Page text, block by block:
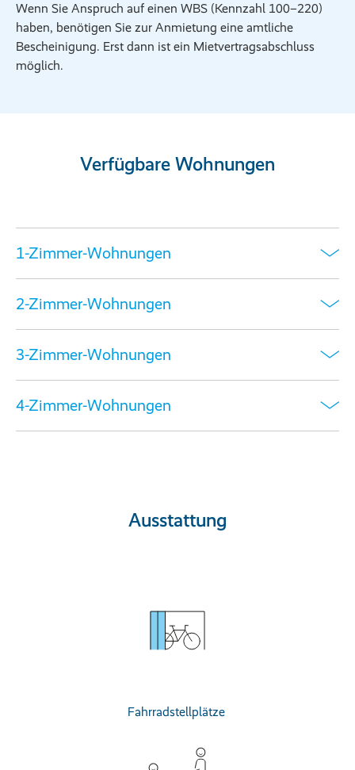
Wenn Sie Anspruch auf einen WBS (Kennzahl 100–220)
haben, benötigen Sie zur Anmietung eine amtliche
Bescheinigung. Erst dann ist ein Mietvertragsabschluss
möglich.
Verfügbare Wohnungen
1-Zimmer-Wohnungen
2-Zimmer-Wohnungen
3-Zimmer-Wohnungen
4-Zimmer-Wohnungen
Ausstattung
Fahrradstellplätze